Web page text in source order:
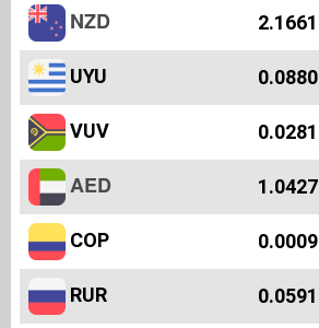
NZD 2.1661
UYU 0.0880
VUV 0.0281
AED 1.0427
COP 0.0009
RUR 0.0591